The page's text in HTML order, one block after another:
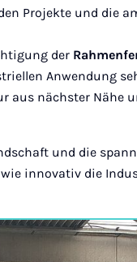
Projekte und die
der
Anwendung
aus nächster Nähe
und die
innovativ die